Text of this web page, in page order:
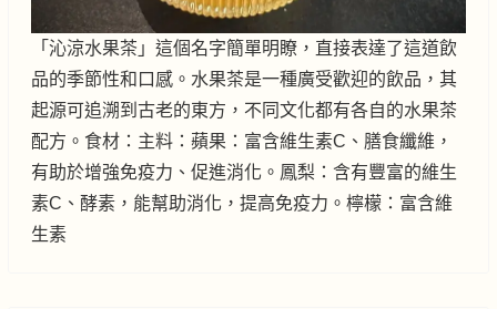
「沁涼水果茶」這個名字簡單明瞭，直接表達了這道飲
品的季節性和口感。水果茶是一種廣受歡迎的飲品，其
起源可追溯到古老的東方，不同文化都有各自的水果茶
配方。食材：主料：蘋果：富含維生素C、膳食纖維，
有助於增強免疫力、促進消化。鳳梨：含有豐富的維生
素C、酵素，能幫助消化，提高免疫力。檸檬：富含維
生素